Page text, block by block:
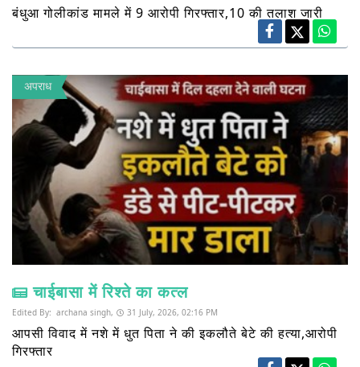
बंधुआ गोलीकांड मामले में 9 आरोपी गिरफ्तार,10 की तलाश जारी
अपराध
चाईबासा में रिश्ते का कत्ल
Edited By: archana singh, 31 July, 2026, 02:16 PM
आपसी विवाद में नशे में धुत पिता ने की इकलौते बेटे की हत्या,आरोपी
गिरफ्तार